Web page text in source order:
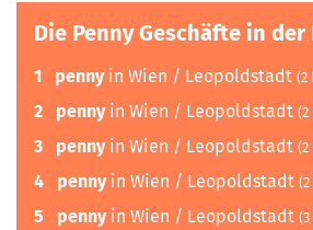
Die Penny Geschäfte in der
1 pennyin Wien / Leopoldstadt (2
2 pennyin Wien / Leopoldstadt (2
3 pennyin Wien / Leopoldstadt (2
4 pennyin Wien / Leopoldstadt
5 pennyin Wien / Leopoldstadt